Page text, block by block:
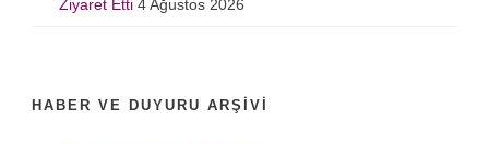
Ziyaret Etti 4 Ağustos 2026
HABER VE DUYURU ARŞIVI